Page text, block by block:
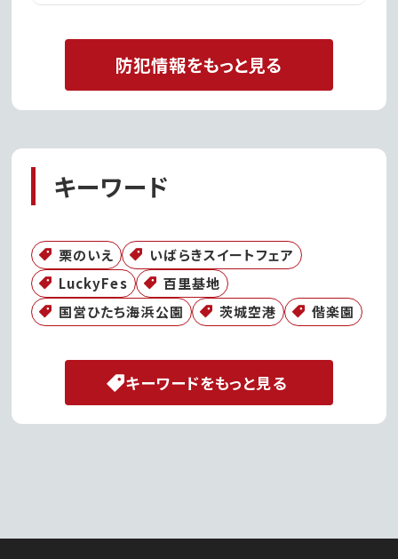
防犯情報をもっと見る
キーワード
栗のいえ
いばらきスイートフェア
LuckyFes
百里基地
国営ひたち海浜公園
茨城空港 偕楽園
キーワードをもっと見る